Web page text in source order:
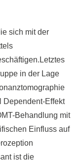
sich mit der
in der Lage
Dependent-Effekt
Behandlung mit
Einfluss auf
ist die